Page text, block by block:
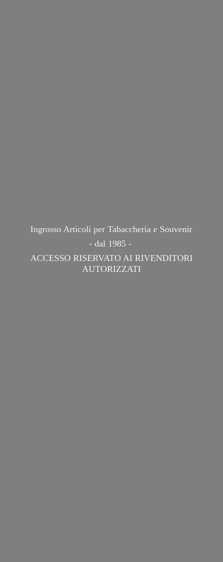
Ingrosso Articoli per Tabaccheria e Souvenir
- dal 1985 -
ACCESSO RISERVATO AI RIVENDITORI
AUTORIZZATI